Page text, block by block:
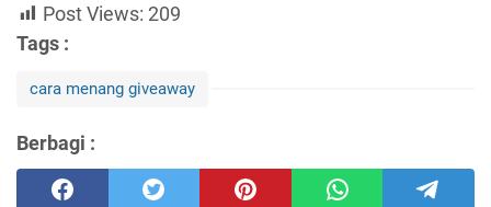
Post Views: 209
Tags :
cara menang giveaway
Berbagi :